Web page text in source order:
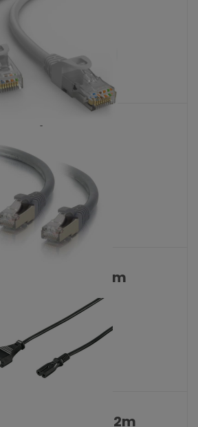
KATALOŠKI BROJ: 8534
KATALOŠKI BROJ: 8535
CAT6E 0.25m
kabl OC4914A 2m